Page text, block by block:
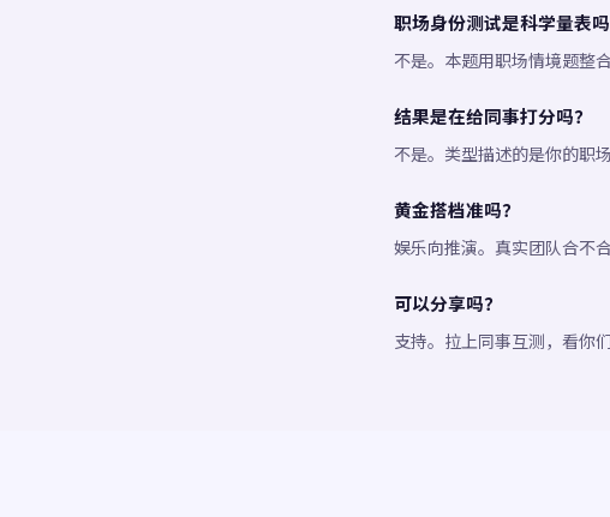
职场身份测试是科学量表吗
不是。本题用职场情境题整
结果是在给同事打分吗？
不是。类型描述的是你的职
黄金搭档准吗？
娱乐向推演。真实团队合不
可以分享吗？
支持。拉上同事互测，看你